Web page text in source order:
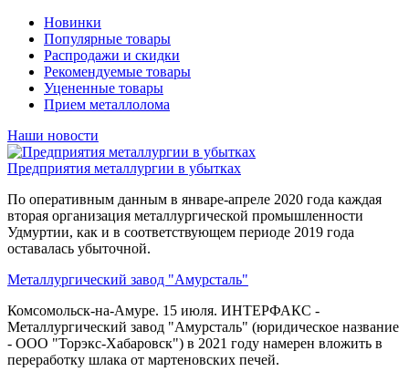
Новинки
Популярные товары
Распродажи и скидки
Рекомендуемые товары
Уцененные товары
Прием металлолома
Наши новости
Предприятия металлургии в убытках
По оперативным данным в январе-апреле 2020 года каждая
вторая организация металлургической промышленности
Удмуртии, как и в соответствующем периоде 2019 года
оставалась убыточной.
Металлургический завод "Амурсталь"
Комсомольск-на-Амуре. 15 июля. ИНТЕРФАКС -
Металлургический завод "Амурсталь" (юридическое название
- ООО "Торэкс-Хабаровск") в 2021 году намерен вложить в
переработку шлака от мартеновских печей.